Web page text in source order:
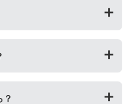
でよろしければご覧くだ
替えインクの違い【まと
ンクと同等量の印刷がで
多く入っていても、必ず
用環境により大きく左右
（例：よく使うブラック
？